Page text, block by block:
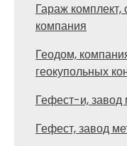
Гараж комплект,
компания
Геодом,
геокупольных
Гефест-и, завод
Гефест, завод